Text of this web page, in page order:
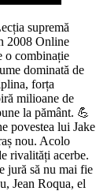
supremă
2008 Online
o combinație
dominată de
forța
milioane de
la pământ. 💪
povestea lui Jake
nou. Acolo
rivalități acerbe.
jură să nu mai fie
Jean Roqua, el